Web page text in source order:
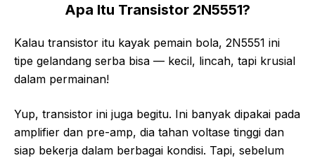
Apa Itu Transistor 2N5551?
Kalau transistor itu kayak pemain bola, 2N5551 ini
tipe gelandang serba bisa — kecil, lincah, tapi krusial
dalam permainan!
Yup, transistor ini juga begitu. Ini banyak dipakai pada
amplifier dan pre-amp, dia tahan voltase tinggi dan
siap bekerja dalam berbagai kondisi. Tapi, sebelum